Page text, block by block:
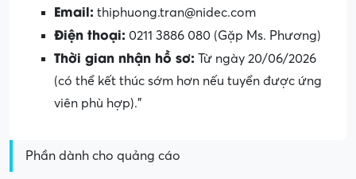
Email: thiphuong.tran@nidec.com
Điện thoại: 0211 3886 080 (Gặp Ms. Phương)
Thời gian nhận hồ sơ: Từ ngày 20/06/2026
(có thể kết thúc sớm hơn nếu tuyển được ứng
viên phù hợp).”
Phần dành cho quảng cáo